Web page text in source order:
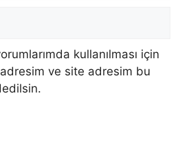
kullanılması için
ve site adresim bu